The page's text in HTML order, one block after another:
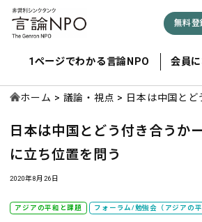
無料登
1ページでわかる言論NPO 会員
ホーム 議論・視点
日本は中国とど
日本は中国とどう付き合うか
に立ち位置を問う
2020年8月26日
アジアの平和と課題 フォーラム/勉強会（アジアの平